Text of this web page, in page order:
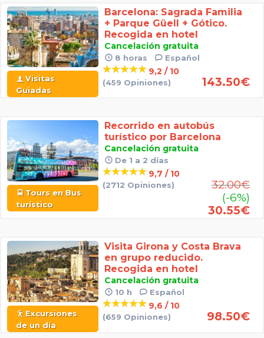
Visitas
Guiadas
Barcelona: Sagrada Familia
+ Parque Güell + Gótico.
Recogida en hotel
Cancelación gratuita
8 horas Español
9,2 / 10
(459 Opiniones) 143.50€
Tours en Bus
turístico
Recorrido en autobús
turístico por Barcelona
Cancelación gratuita
De 1 a 2 días
9,7 / 10
(2712 Opiniones) 32.00€
(-6%)
30.55€
Excursiones
de un día
Visita Girona y Costa Brava
en grupo reducido.
Recogida en hotel
Cancelación gratuita
10 h Español
9,6 / 10
(659 Opiniones) 98.50€